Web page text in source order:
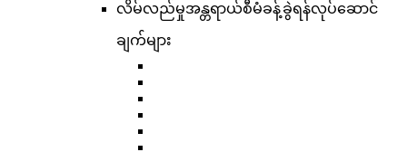
လိမ်လည်မှုအန္တရာယ်စီမံခန့်ခွဲရန်လုပ်ဆောင်
ချက်များ